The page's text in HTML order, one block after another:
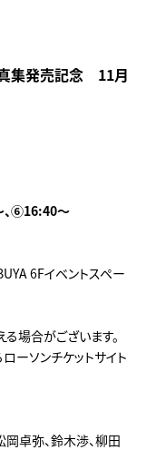
真集発売記念 11月
、⑥16:40～
6Fイベントスペー
る場合がございます。
ーソンチケットサイト
岡卓弥、鈴木渉、柳田